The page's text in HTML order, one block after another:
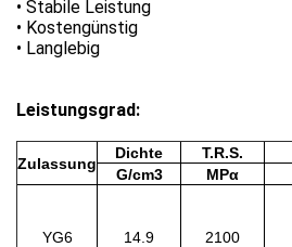
• Stabile Leistung
• Kostengünstig
• Langlebig
Leistungsgrad:
Zulassung
Dichte T.R.S.
G/cm3 MPα
YG6 14.9 2100